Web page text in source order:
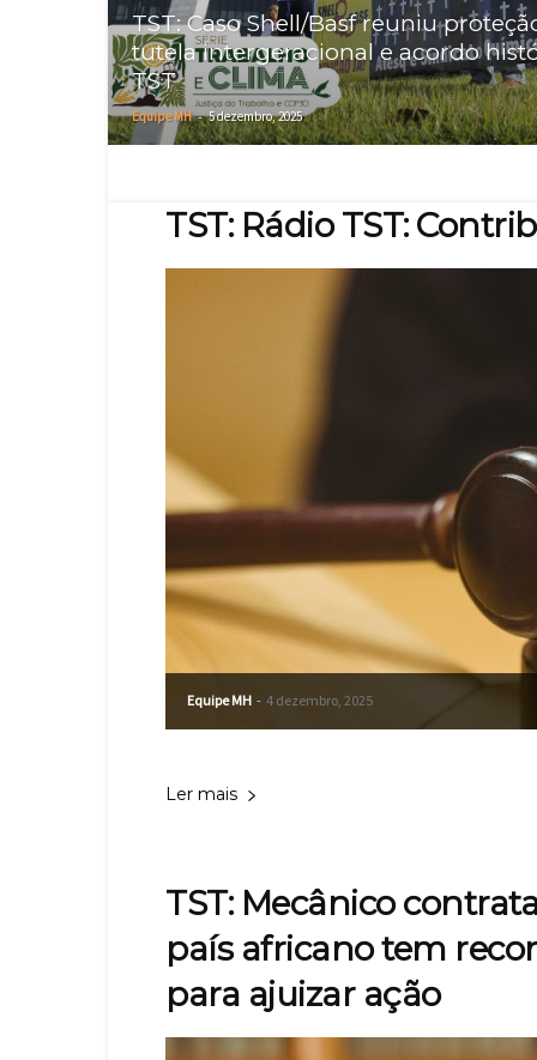
TST: Caso Shell/Basf reuniu
tutela intergeracional e acordo
TST
Equipe MH - 5 dezembro, 2025
TST: Rádio TST:
Equipe MH - 4 dezembro, 2025
Ler mais
TST: Mecânico
país africano tem
para ajuizar ação